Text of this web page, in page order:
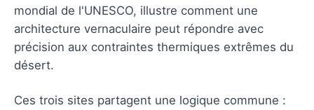
mondial de l'UNESCO, illustre comment une
architecture vernaculaire peut répondre avec
précision aux contraintes thermiques extrêmes du
désert.
Ces trois sites partagent une logique commune :